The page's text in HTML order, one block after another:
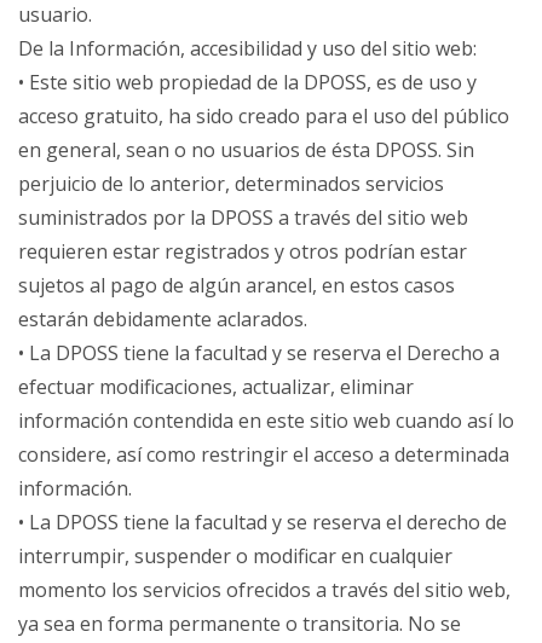
usuario.
De la Información, accesibilidad y uso del sitio web:
• Este sitio web propiedad de la DPOSS, es de uso y
acceso gratuito, ha sido creado para el uso del público
en general, sean o no usuarios de ésta DPOSS. Sin
perjuicio de lo anterior, determinados servicios
suministrados por la DPOSS a través del sitio web
requieren estar registrados y otros podrían estar
sujetos al pago de algún arancel, en estos casos
estarán debidamente aclarados.
• La DPOSS tiene la facultad y se reserva el Derecho a
efectuar modificaciones, actualizar, eliminar
información contendida en este sitio web cuando así lo
considere, así como restringir el acceso a determinada
información.
• La DPOSS tiene la facultad y se reserva el derecho de
interrumpir, suspender o modificar en cualquier
momento los servicios ofrecidos a través del sitio web,
ya sea en forma permanente o transitoria. No se